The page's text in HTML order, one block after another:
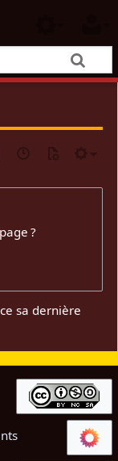
?
sa dernière